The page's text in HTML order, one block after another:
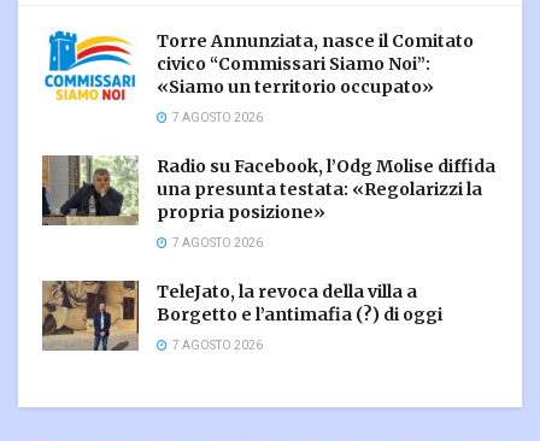
Torre Annunziata, nasce il Comitato
civico “Commissari Siamo Noi”:
«Siamo un territorio occupato»
7 AGOSTO 2026
Radio su Facebook, l’Odg Molise diffida
una presunta testata: «Regolarizzi la
propria posizione»
7 AGOSTO 2026
TeleJato, la revoca della villa a
Borgetto e l’antimafia (?) di oggi
7 AGOSTO 2026